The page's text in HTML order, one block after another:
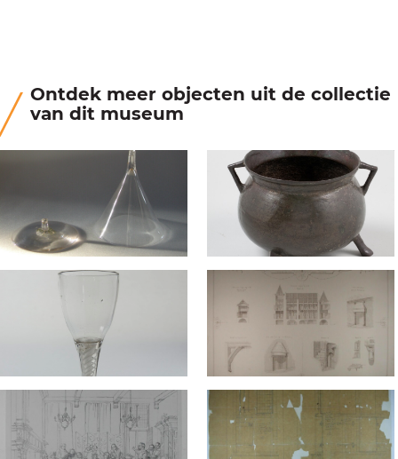
Ontdek meer objecten uit de collectie
van dit museum